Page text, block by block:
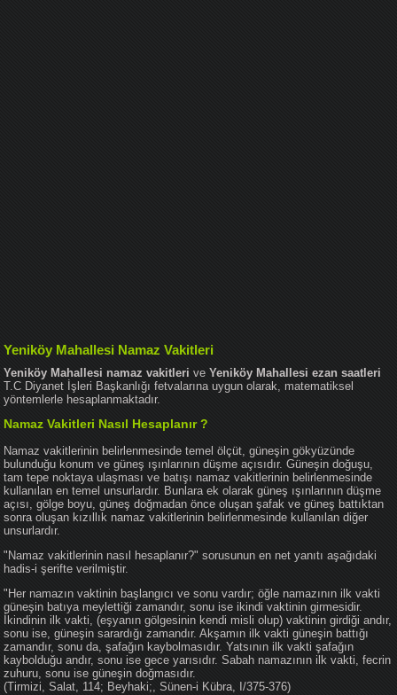
Yeniköy Mahallesi Namaz Vakitleri
Yeniköy Mahallesi namaz vakitleri veYeniköy Mahallesi ezan saatleri
T.C Diyanet İşleri Başkanlığı fetvalarına uygun olarak, matematiksel
yöntemlerle hesaplanmaktadır.
Namaz Vakitleri Nasıl Hesaplanır ?
Namaz vakitlerinin belirlenmesinde temel ölçüt, güneşin gökyüzünde
bulunduğu konum ve güneş ışınlarının düşme açısıdır. Güneşin doğuşu,
tam tepe noktaya ulaşması ve batışı namaz vakitlerinin belirlenmesinde
kullanılan en temel unsurlardır. Bunlara ek olarak güneş ışınlarının düşme
açısı, gölge boyu, güneş doğmadan önce oluşan şafak ve güneş battıktan
sonra oluşan kızıllık namaz vakitlerinin belirlenmesinde kullanılan diğer
unsurlardır.
"Namaz vakitlerinin nasıl hesaplanır?" sorusunun en net yanıtı aşağıdaki
hadis-i şerifte verilmiştir.
"Her namazın vaktinin başlangıcı ve sonu vardır; öğle namazının ilk vakti
güneşin batıya meylettiği zamandır, sonu ise ikindi vaktinin girmesidir.
İkindinin ilk vakti, (eşyanın gölgesinin kendi misli olup) vaktinin girdiği andır,
sonu ise, güneşin sarardığı zamandır. Akşamın ilk vakti güneşin battığı
zamandır, sonu da, şafağın kaybolmasıdır. Yatsının ilk vakti şafağın
kaybolduğu andır, sonu ise gece yarısıdır. Sabah namazının ilk vakti, fecrin
zuhuru, sonu ise güneşin doğmasıdır.
(Tirmizi, Salat, 114; Beyhaki;, Sünen-i Kübra, I/375-376)